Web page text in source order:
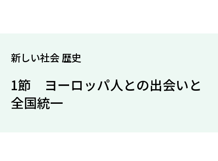
新しい社会 歴史
1節 ヨーロッパ人との出会いと
全国統一